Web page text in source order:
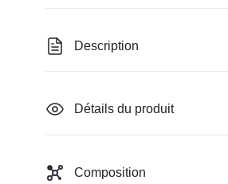
Description
Détails du produit
Composition